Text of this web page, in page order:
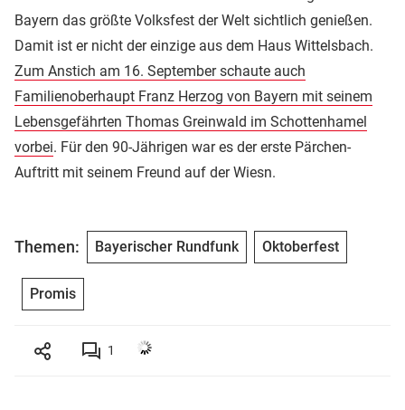
Bayern das größte Volksfest der Welt sichtlich genießen.
Damit ist er nicht der einzige aus dem Haus Wittelsbach.
Zum Anstich am 16. September schaute auch
Familienoberhaupt Franz Herzog von Bayern mit seinem
Lebensgefährten Thomas Greinwald im Schottenhamel
vorbei. Für den 90-Jährigen war es der erste Pärchen-
Auftritt mit seinem Freund auf der Wiesn.
Themen: Bayerischer Rundfunk Oktoberfest
Promis
1